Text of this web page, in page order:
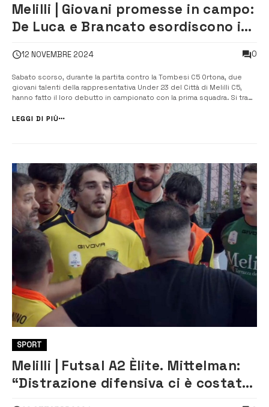
Melilli | Giovani promesse in campo:
De Luca e Brancato esordiscono in
12 NOVEMBRE 2024 0
Sabato scorso, durante la partita contro la Tombesi C5 Ortona, due
giovani talenti della rappresentativa Under 23 del Città di Melilli C5,
hanno fatto il loro debutto in campionato con la prima squadra. Si tratta
un percorso di crescita e rilancio del […]
LEGGI DI PIÙ
SPORT
Melilli | Futsal A2 Èlite. Mittelman:
“Distrazione difensiva ci è costata